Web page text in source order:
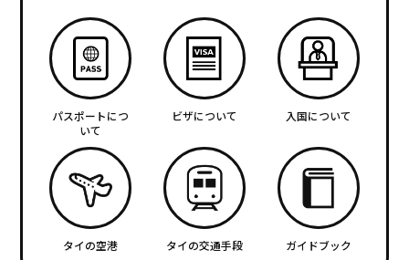
パスポートにつ
いて
ビザについて 入国について
タイの空港 タイの交通手段 ガイドブック